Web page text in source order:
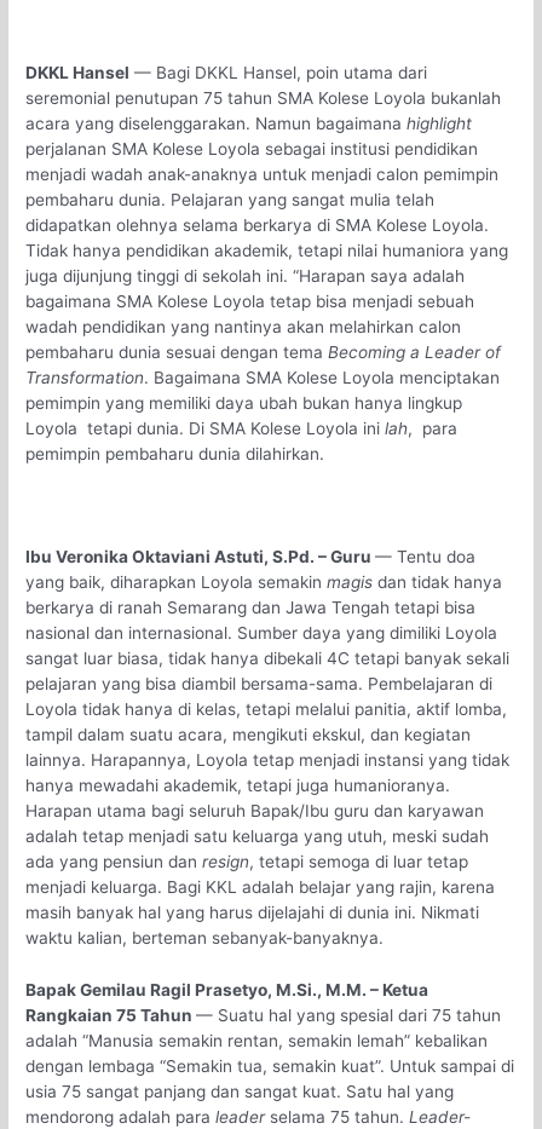
DKKL Hansel — Bagi DKKL Hansel, poin utama dari
seremonial penutupan 75 tahun SMA Kolese Loyola bukanlah
acara yang diselenggarakan. Namun bagaimanahighlight
perjalanan SMA Kolese Loyola sebagai institusi pendidikan
menjadi wadah anak-anaknya untuk menjadi calon pemimpin
pembaharu dunia. Pelajaran yang sangat mulia telah
didapatkan olehnya selama berkarya di SMA Kolese Loyola.
Tidak hanya pendidikan akademik, tetapi nilai humaniora yang
juga dijunjung tinggi di sekolah ini. “Harapan saya adalah
bagaimana SMA Kolese Loyola tetap bisa menjadi sebuah
wadah pendidikan yang nantinya akan melahirkan calon
pembaharu dunia sesuai dengan tema Becoming a Leader of
Transformation. Bagaimana SMA Kolese Loyola menciptakan
pemimpin yang memiliki daya ubah bukan hanya lingkup
Loyola tetapi dunia. Di SMA Kolese Loyola inilah, para
pemimpin pembaharu dunia dilahirkan.
Ibu Veronika Oktaviani Astuti, S.Pd. – Guru— Tentu doa
yang baik, diharapkan Loyola semakinmagisdan tidak hanya
berkarya di ranah Semarang dan Jawa Tengah tetapi bisa
nasional dan internasional. Sumber daya yang dimiliki Loyola
sangat luar biasa, tidak hanya dibekali 4C tetapi banyak sekali
pelajaran yang bisa diambil bersama-sama. Pembelajaran di
Loyola tidak hanya di kelas, tetapi melalui panitia, aktif lomba,
tampil dalam suatu acara, mengikuti ekskul, dan kegiatan
lainnya. Harapannya, Loyola tetap menjadi instansi yang tidak
hanya mewadahi akademik, tetapi juga humanioranya.
Harapan utama bagi seluruh Bapak/Ibu guru dan karyawan
adalah tetap menjadi satu keluarga yang utuh, meski sudah
ada yang pensiun danresign, tetapi semoga di luar tetap
menjadi keluarga. Bagi KKL adalah belajar yang rajin, karena
masih banyak hal yang harus dijelajahi di dunia ini. Nikmati
waktu kalian, berteman sebanyak-banyaknya.
Bapak Gemilau Ragil Prasetyo, M.Si., M.M. – Ketua
Rangkaian 75 Tahun— Suatu hal yang spesial dari 75 tahun
adalah “Manusia semakin rentan, semakin lemah” kebalikan
dengan lembaga “Semakin tua, semakin kuat”. Untuk sampai di
usia 75 sangat panjang dan sangat kuat. Satu hal yang
mendorong adalah paraleader selama 75 tahun.Leader-